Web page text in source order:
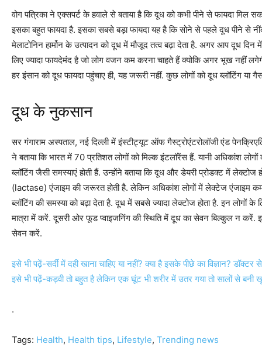
वोग पत्रिका ने एक्सपर्ट के हवाले से बताया है कि दूध को कभी पीने से फायदा
इसका बहुत फायदा है. इसका सबसे बड़ा फायदा यह है कि सोने से पहले दूध पीने से
मेलाटोनिन हार्मोन के उत्पादन को दूध में मौजूद तत्व बढ़ा देता है. अगर आप दूध
लिए ज्यादा फायदेमंद है जो लोग वजन कम करना चाहते हैं क्योकि अगर भूख नहीं
हर इंसान को दूध फायदा पहुंचाए ही, यह जरूरी नहीं. कुछ लोगों को दूध ब्लॉटिंग या
दूध के नुकसान
सर गंगाराम अस्पताल, नई दिल्ली में इंस्टीट्यूट ऑफ गैस्ट्रोएंटरोलॉजी एंड
ने बताया कि भारत में 70 प्रतिशत लोगों को मिल्क इंटलॉरेंस हैं. यानी अधिकांश
ब्लॉटिंग जैसी समस्याएं होती हैं. उन्होंने बताया कि दूध और डेयरी प्रोडक्ट में
(lactase) एंजाइम की जरूरत होती है. लेकिन अधिकांश लोगों में लेक्टेज एंजाइम
ब्लॉटिंग की समस्या को बढ़ा देता है. दूध में सबसे ज्यादा लेक्टोज होता है. इन लोगों
मात्रा में करें. दूसरी ओर फूड प्वाइजनिंग की स्थिति में दूध का सेवन बिल्कुल न करें.
सेवन करें.
इसे भी पढ़ें-सर्दी में दही खाना चाहिए या नहीं? क्या है इसके पीछे का विज्ञान?
इसे भी पढ़ें-कड़वी तो बहुत है लेकिन एक घूंट भी शरीर में उतर गया तो सालों से बनी
.
Tags: Health, Health tips, Lifestyle, Trending news